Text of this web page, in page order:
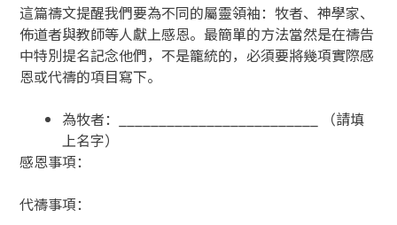
這篇禱文提醒我們要為不同的屬靈領袖：牧者、神學家、
佈道者與教師等人獻上感恩。最簡單的方法當然是在禱告
中特別提名記念他們，不是籠統的，必須要將幾項實際感
恩或代禱的項目寫下。
為牧者：_________________________ （請填
上名字）
感恩事項：
代禱事項：